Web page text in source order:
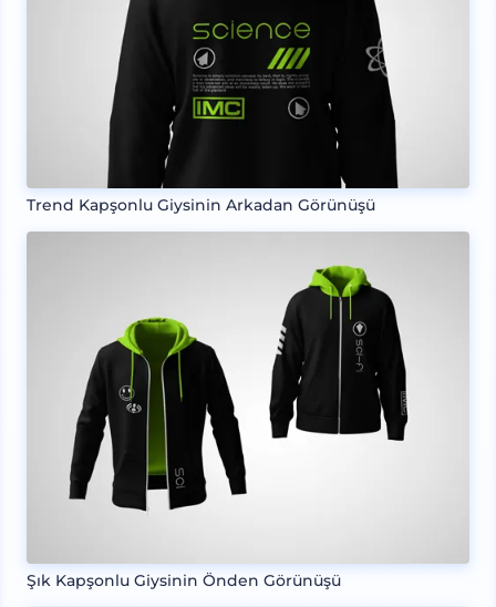
Trend Kapşonlu Giysinin Arkadan Görünüşü
Şık Kapşonlu Giysinin Önden Görünüşü